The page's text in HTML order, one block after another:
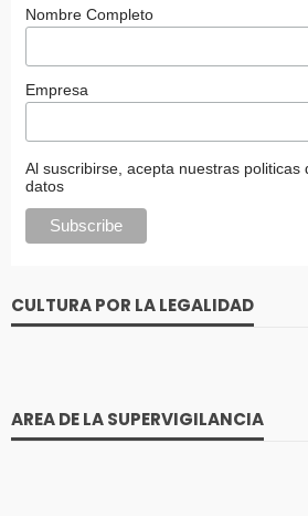
Nombre Completo
Empresa
Al suscribirse, acepta nuestras politicas
datos
CULTURA POR LA LEGALIDAD
AREA DE LA SUPERVIGILANCIA